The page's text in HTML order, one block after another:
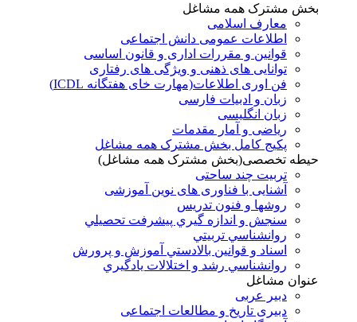
بخش مشترک همه مشاغل
معارف اسلامی
اطلاعات عمومی دانش اجتماعی
قوانین و مقررات اداری و قانون اساسی
توانایی های ذهنی و ویژگی های رفتاری
فن اوری اطلاعات(مهارت خای هفتگانه ICDL)
زبان و ادبیات فارسی
زبان انگلیسی
ریاضی و آمار مقدمات
پکیج کامل بخش مشترک همه مشاغل
حیطه تخصصی(بخش مشترک همه مشاغل)
تربیت چند ساحتی
آشنایی با فناوری های نوین آموزشی
روشها و فنون تدريس
سنجش و اندازه گيري پيشرفت تحصيلي
روانشناسي تربيتي
اسناد و قوانين بالادستي آموزش و پرورش
روانشناسي رشد و اختلالات يادگيري
عنوان مشاغل
دبير عربی
دبیری تاریخ و مطالعات اجتماعی